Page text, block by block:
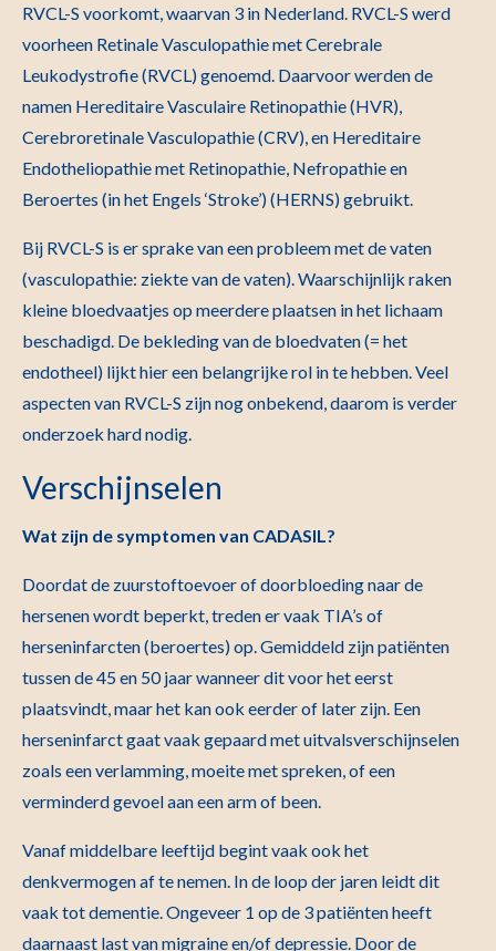
RVCL-S voorkomt, waarvan 3 in Nederland. RVCL-S werd
voorheen Retinale Vasculopathie met Cerebrale
Leukodystrofie (RVCL) genoemd. Daarvoor werden de
namen Hereditaire Vasculaire Retinopathie (HVR),
Cerebroretinale Vasculopathie (CRV), en Hereditaire
Endotheliopathie met Retinopathie, Nefropathie en
Beroertes (in het Engels ‘Stroke’) (HERNS) gebruikt.
Bij RVCL-S is er sprake van een probleem met de vaten
(vasculopathie: ziekte van de vaten). Waarschijnlijk raken
kleine bloedvaatjes op meerdere plaatsen in het lichaam
beschadigd. De bekleding van de bloedvaten (= het
endotheel) lijkt hier een belangrijke rol in te hebben. Veel
aspecten van RVCL-S zijn nog onbekend, daarom is verder
onderzoek hard nodig.
Verschijnselen
Wat zijn de symptomen van CADASIL?
Doordat de zuurstoftoevoer of doorbloeding naar de
hersenen wordt beperkt, treden er vaak TIA’s of
herseninfarcten (beroertes) op. Gemiddeld zijn patiënten
tussen de 45 en 50 jaar wanneer dit voor het eerst
plaatsvindt, maar het kan ook eerder of later zijn. Een
herseninfarct gaat vaak gepaard met uitvalsverschijnselen
zoals een verlamming, moeite met spreken, of een
verminderd gevoel aan een arm of been.
Vanaf middelbare leeftijd begint vaak ook het
denkvermogen af te nemen. In de loop der jaren leidt dit
vaak tot dementie. Ongeveer 1 op de 3 patiënten heeft
daarnaast last van migraine en/of depressie. Door de